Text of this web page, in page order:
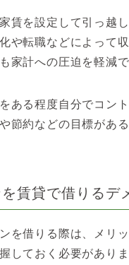
賃を設定して引っ越
や転職などによって
家計への圧迫を軽減で
ある程度自分でコン
節約などの目標があ
賃貸で借りるデ
を借りる際は、メリ
しておく必要がありま